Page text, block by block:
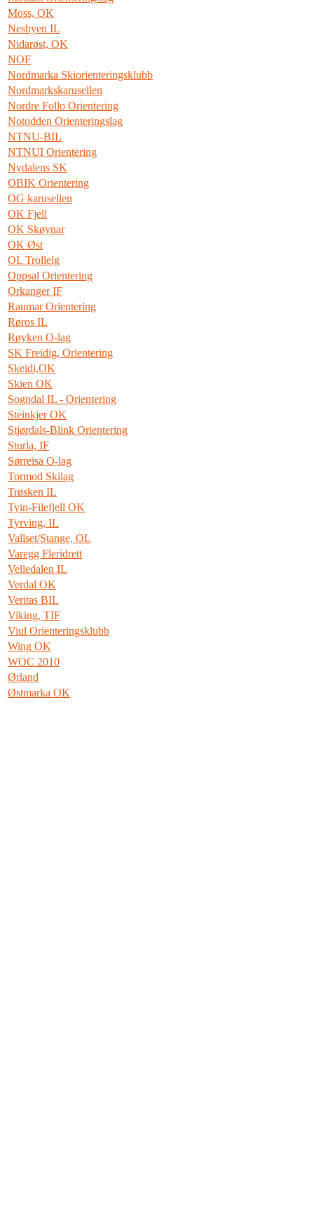
Moss, OK
Nesbyen IL
Nidarøst, OK
NOF
Nordmarka Skiorienteringsklubb
Nordmarkskarusellen
Nordre Follo Orientering
Notodden Orienteringslag
NTNU-BIL
NTNUI Orientering
Nydalens SK
OBIK Orientering
OG karusellen
OK Fjell
OK Skøynar
OK Øst
OL Trollelg
Oppsal Orientering
Orkanger IF
Raumar Orientering
Røros IL
Røyken O-lag
SK Freidig, Orientering
Skeidi,OK
Skien OK
Sogndal IL - Orientering
Steinkjer OK
Stjørdals-Blink Orientering
Sturla, IF
Sørreisa O-lag
Tormod Skilag
Trøsken IL
Tyin-Filefjell OK
Tyrving, IL
Vallset/Stange, OL
Varegg Fleridrett
Velledalen IL
Verdal OK
Veritas BIL
Viking, TIF
Viul Orienteringsklubb
Wing OK
WOC 2010
Ørland
Østmarka OK